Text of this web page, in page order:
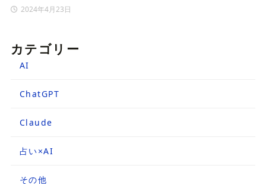
2024年4月23日
カテゴリー
AI
ChatGPT
Claude
占い×AI
その他